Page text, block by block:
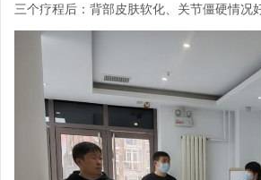
三个疗程后：背部皮肤软化、关节僵硬情